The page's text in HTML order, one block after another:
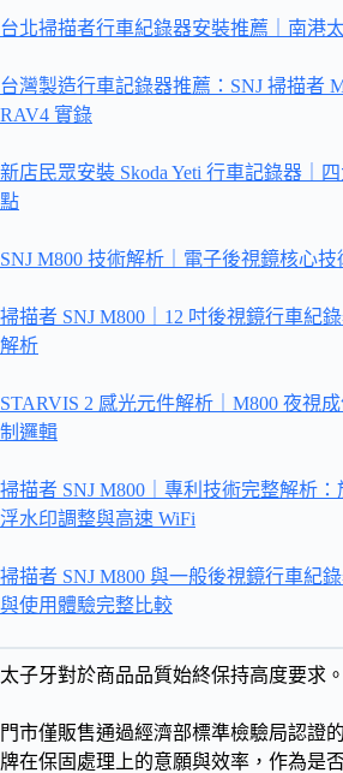
台北掃描者行車紀錄器安裝推薦｜南港
台灣製造行車記錄器推薦：SNJ 掃描者
RAV4 實錄
新店民眾安裝 Skoda Yeti 行車記錄器｜
點
SNJ M800 技術解析｜電子後視鏡核心
掃描者 SNJ M800｜12 吋後視鏡行車紀
解析
STARVIS 2 感光元件解析｜M800 夜視
制邏輯
掃描者 SNJ M800｜專利技術完整解析：
浮水印調整與高速 WiFi
掃描者 SNJ M800 與一般後視鏡行車紀
與使用體驗完整比較
太子牙對於商品品質始終保持高度要求。
門市僅販售通過經濟部標準檢驗局認證
牌在保固處理上的意願與效率，作為是